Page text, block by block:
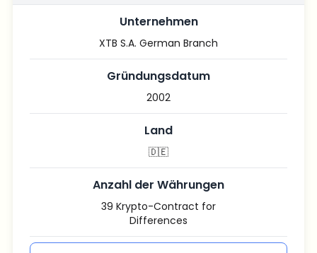
Unternehmen
XTB S.A. German Branch
Gründungsdatum
2002
Land
🇩🇪
Anzahl der Währungen
39 Krypto-Contract for
Differences